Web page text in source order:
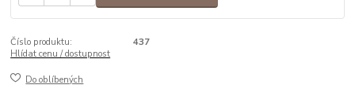
Číslo produktu:
437
Hlídat cenu / dostupnost
Do oblíbených